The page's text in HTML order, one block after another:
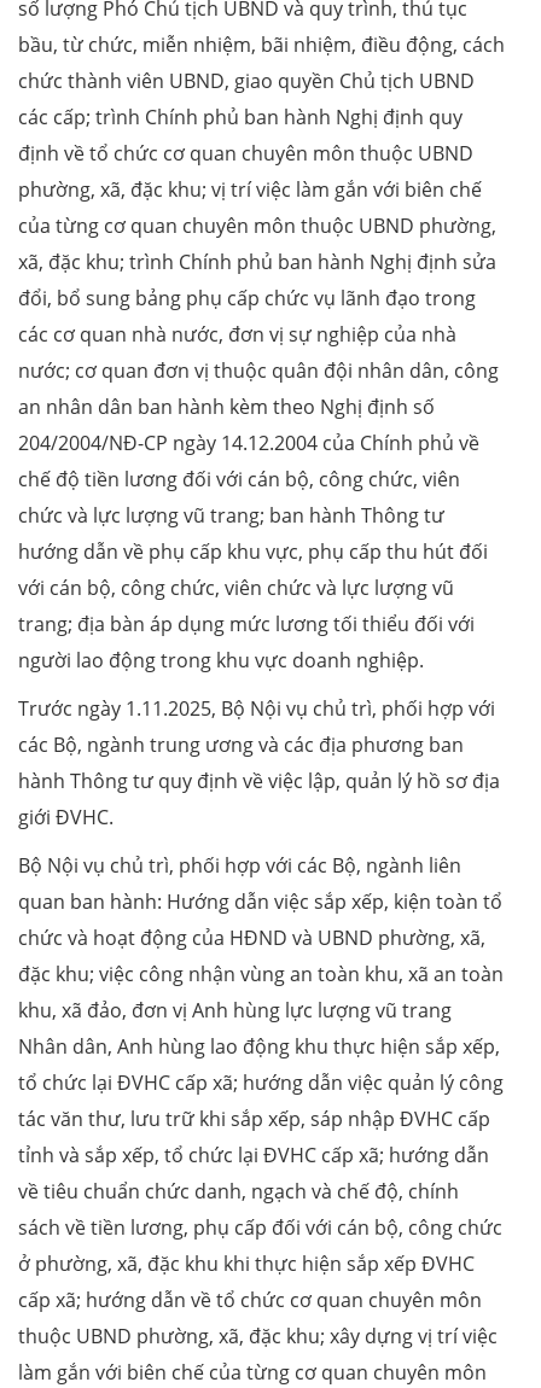
số lượng Phó Chủ tịch UBND và quy trình, thủ tục
bầu, từ chức, miễn nhiệm, bãi nhiệm, điều động, cách
chức thành viên UBND, giao quyền Chủ tịch UBND
các cấp; trình Chính phủ ban hành Nghị định quy
định về tổ chức cơ quan chuyên môn thuộc UBND
phường, xã, đặc khu; vị trí việc làm gắn với biên chế
của từng cơ quan chuyên môn thuộc UBND phường,
xã, đặc khu; trình Chính phủ ban hành Nghị định sửa
đổi, bổ sung bảng phụ cấp chức vụ lãnh đạo trong
các cơ quan nhà nước, đơn vị sự nghiệp của nhà
nước; cơ quan đơn vị thuộc quân đội nhân dân, công
an nhân dân ban hành kèm theo Nghị định số
204/2004/NĐ-CP ngày 14.12.2004 của Chính phủ về
chế độ tiền lương đối với cán bộ, công chức, viên
chức và lực lượng vũ trang; ban hành Thông tư
hướng dẫn về phụ cấp khu vực, phụ cấp thu hút đối
với cán bộ, công chức, viên chức và lực lượng vũ
trang; địa bàn áp dụng mức lương tối thiểu đối với
người lao động trong khu vực doanh nghiệp.
Trước ngày 1.11.2025, Bộ Nội vụ chủ trì, phối hợp với
các Bộ, ngành trung ương và các địa phương ban
hành Thông tư quy định về việc lập, quản lý hồ sơ địa
giới ĐVHC.
Bộ Nội vụ chủ trì, phối hợp với các Bộ, ngành liên
quan ban hành: Hướng dẫn việc sắp xếp, kiện toàn tổ
chức và hoạt động của HĐND và UBND phường, xã,
đặc khu; việc công nhận vùng an toàn khu, xã an toàn
khu, xã đảo, đơn vị Anh hùng lực lượng vũ trang
Nhân dân, Anh hùng lao động khu thực hiện sắp xếp,
tổ chức lại ĐVHC cấp xã; hướng dẫn việc quản lý công
tác văn thư, lưu trữ khi sắp xếp, sáp nhập ĐVHC cấp
tỉnh và sắp xếp, tổ chức lại ĐVHC cấp xã; hướng dẫn
về tiêu chuẩn chức danh, ngạch và chế độ, chính
sách về tiền lương, phụ cấp đối với cán bộ, công chức
ở phường, xã, đặc khu khi thực hiện sắp xếp ĐVHC
cấp xã; hướng dẫn về tổ chức cơ quan chuyên môn
thuộc UBND phường, xã, đặc khu; xây dựng vị trí việc
làm gắn với biên chế của từng cơ quan chuyên môn